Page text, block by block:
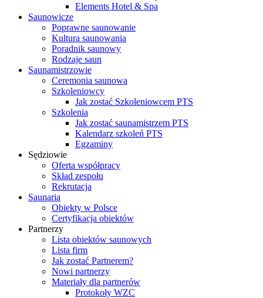
Elements Hotel & Spa
Saunowicze
Poprawne saunowanie
Kultura saunowania
Poradnik saunowy
Rodzaje saun
Saunamistrzowie
Ceremonia saunowa
Szkoleniowcy
Jak zostać Szkoleniowcem PTS
Szkolenia
Jak zostać saunamistrzem PTS
Kalendarz szkoleń PTS
Egzaminy
Sędziowie
Oferta współpracy
Skład zespołu
Rekrutacja
Saunaria
Obiekty w Polsce
Certyfikacja obiektów
Partnerzy
Lista obiektów saunowych
Lista firm
Jak zostać Partnerem?
Nowi partnerzy
Materiały dla partnerów
Protokoły WZC